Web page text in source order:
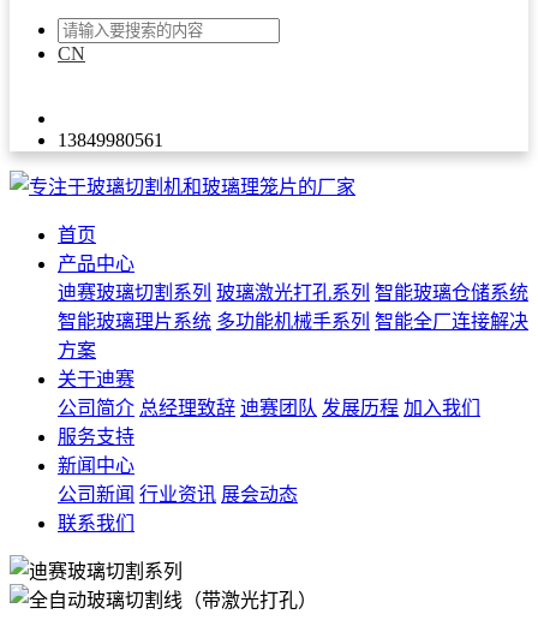
CN
13849980561
首页
产品中心
迪赛玻璃切割系列 玻璃激光打孔系列 智能玻璃仓储系统
智能玻璃理片系统 多功能机械手系列 智能全厂连接解决
方案
关于迪赛
公司简介 总经理致辞 迪赛团队 发展历程 加入我们
服务支持
新闻中心
公司新闻 行业资讯 展会动态
联系我们